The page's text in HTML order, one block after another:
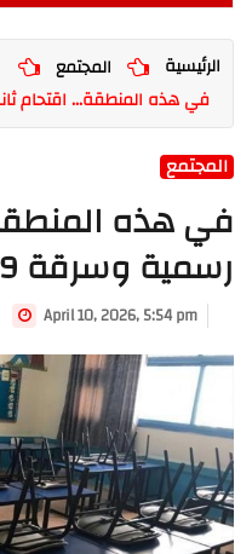
الرئيسية
المجتمع
في هذه المنطقة... اقتحام ثانوية
المجتمع
في هذه
رسمية وسرقة 9 قوارير غاز!
April 10, 2026, 5:54 pm